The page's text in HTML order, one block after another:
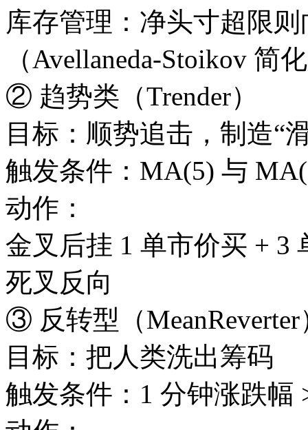
库存管理：净头寸超限
（Avellaneda-Stoikov 简
② 趋势类（Trender）
目标：顺势追击，制造“
触发条件：MA(5) 与
动作：
金叉后挂 1 单市价买 + 3
死叉反向
③ 反转型（MeanReverter
目标：把人类洗出筹码
触发条件：1 分钟涨跌幅